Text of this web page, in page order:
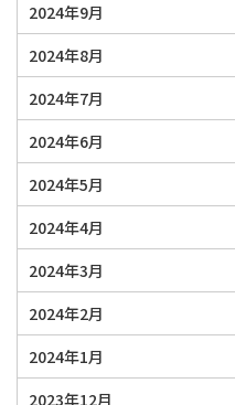
2024年9月
2024年8月
2024年7月
2024年6月
2024年5月
2024年4月
2024年3月
2024年2月
2024年1月
2023年12月